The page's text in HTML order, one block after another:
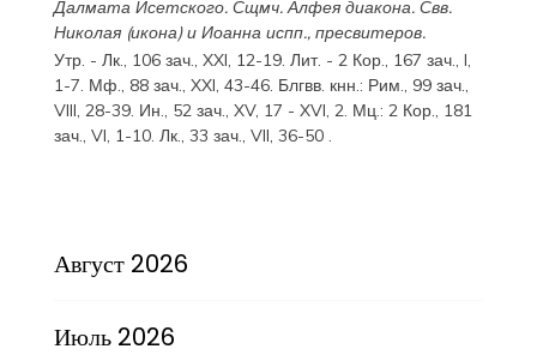
ДалматаИсетского. Сщмч.Алфеядиакона. Свв.
Николая(икона) и Иоаннаиспп., пресвитеров.
Утр. - Лк., 106 зач., XXI, 12-19. Лит. - 2 Кор., 167 зач., I,
1-7. Мф., 88 зач., XXI, 43-46. Блгвв. кнн.: Рим., 99 зач.,
VIII, 28-39. Ин., 52 зач., XV, 17 - XVI, 2. Мц.: 2 Кор., 181
зач., VI, 1-10. Лк., 33 зач., VII, 36-50 .
Август 2026
Июль 2026